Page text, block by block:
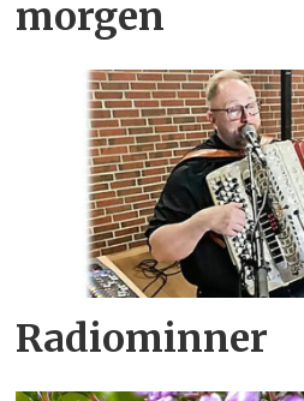
morgen
Radiominner